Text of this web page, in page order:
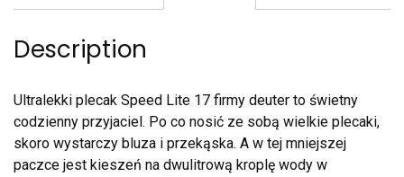
Description
Ultralekki plecak Speed Lite 17 firmy deuter to świetny
codzienny przyjaciel. Po co nosić ze sobą wielkie plecaki,
skoro wystarczy bluza i przekąska. A w tej mniejszej
paczce jest kieszeń na dwulitrową kroplę wody w